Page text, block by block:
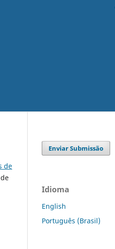
de
Enviar Submissão
Idioma
English
Português (Brasil)